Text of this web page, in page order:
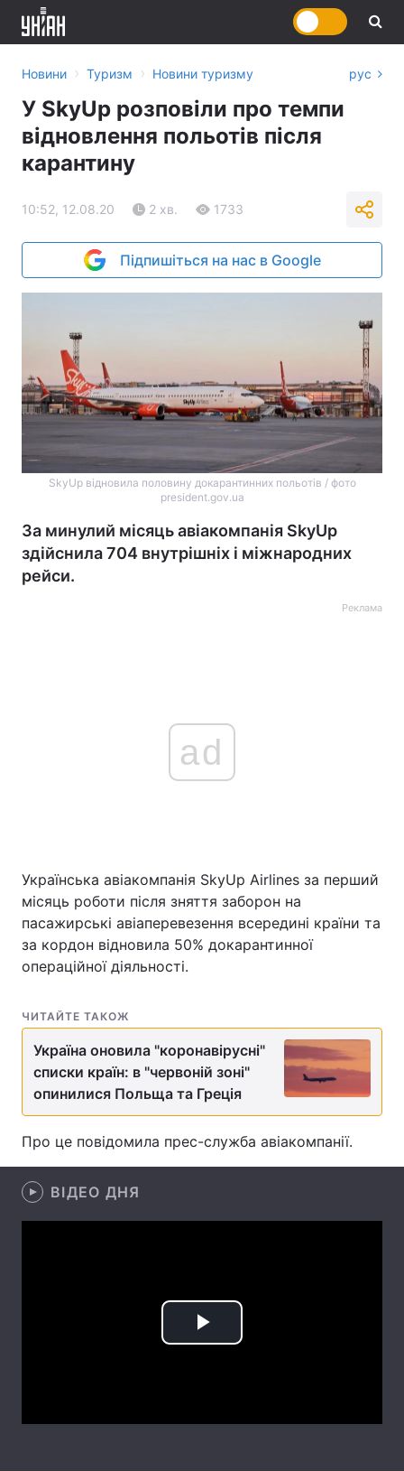
Головна Війна
Україна Політика
Економіка
Техно і зв'язок Лайт
Інциденти
Цікавинки Погода
Екологія
Статті
Думки
Новини › Туризм › Новини туризму рус
У SkyUp розповіли про темпи
відновлення польотів після
карантину
10:52, 12.08.20 2 хв. 1733
Підпишіться на нас в Google
SkyUp відновила половину докарантинних польотів / фото
president.gov.ua
За минулий місяць авіакомпанія SkyUp
здійснила 704 внутрішніх і міжнародних
рейси.
Реклама
ad
Українська авіакомпанія SkyUp Airlines за перший
місяць роботи після зняття заборон на
пасажирські авіаперевезення всередині країни та
за кордон відновила 50% докарантинної
операційної діяльності.
ЧИТАЙТЕ ТАКОЖ
Україна оновила "коронавірусні"
списки країн: в "червоній зоні"
опинилися Польща та Греція
Про це повідомила прес-служба авіакомпанії.
ВІДЕО ДНЯ
Play